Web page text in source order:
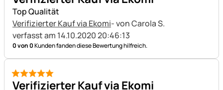
Top Qualität
Verifizierter Kauf via Ekomi- von Carola S.
verfasst am 14.10.2020 20:46:13
0 von 0Kunden fanden diese Bewertung hilfreich.
5 von 5
Verifizierter Kauf via Ekomi